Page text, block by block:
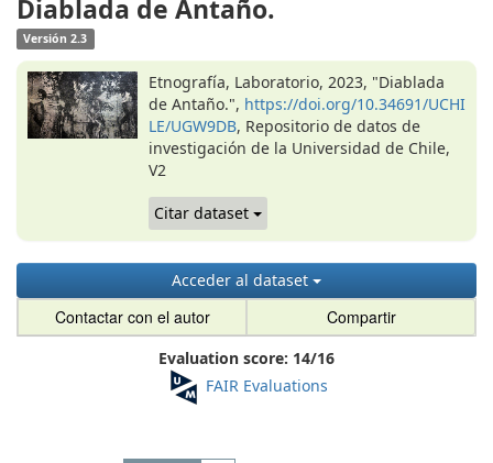
Diablada de Antaño.
Versión 2.3
Etnografía, Laboratorio, 2023, "Diablada
de Antaño.", https://doi.org/10.34691/UCHI
LE/UGW9DB, Repositorio de datos de
investigación de la Universidad de Chile,
V2
Citar dataset
Acceder al dataset
Contactar con el autor Compartir
Evaluation score: 14/16
FAIR Evaluations